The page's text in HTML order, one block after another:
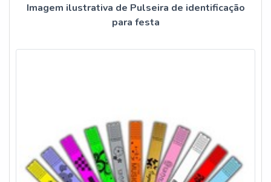
Imagem ilustrativa de Pulseira de identificação
para festa